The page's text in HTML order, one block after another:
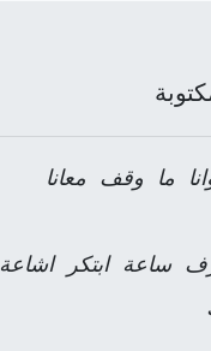
ما وقف معانا
ابتكر اشاعة